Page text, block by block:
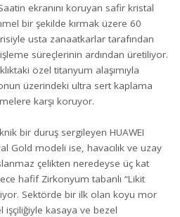
ekranını koruyan safir kristal
bir şekilde kırmak üzere 60
usta zanaatkarlar tarafından
süreçlerinin ardından üretiliyor.
özel titanyum alaşımıyla
üzerindeki ultra sert kaplama
karşı koruyor.
bir duruş sergileyen HUAWEI
Gold modeli ise, havacılık ve uzay
çelikten neredeyse üç kat
hafif Zirkonyum tabanlı “Likit
Sektörde bir ilk olan koyu mor
kasaya ve bezel